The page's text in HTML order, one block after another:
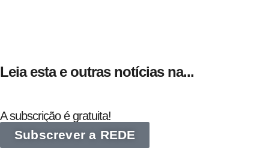
Leia esta e outras notícias na...
A subscrição é gratuita!
Subscrever a REDE